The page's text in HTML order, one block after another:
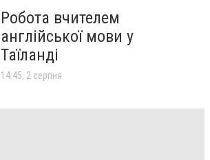
Робота вчителем
англійської мови у
Таїланді
14:45, 2 серпня